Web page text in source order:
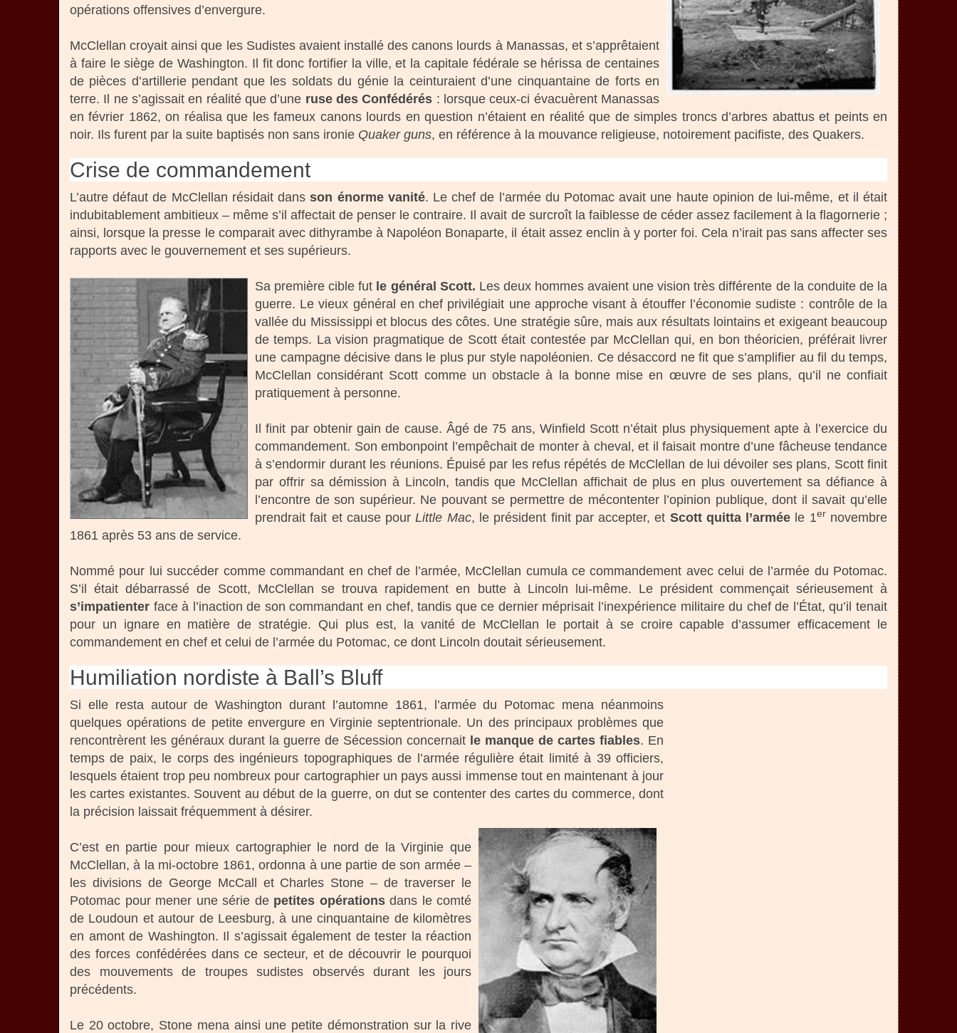
opérations offensives d’envergure.
McClellan croyait ainsi que les Sudistes avaient installé des canons lourds à Manassas, et s’apprêtaient
à faire le siège de Washington. Il fit donc fortifier la ville, et la capitale fédérale se hérissa de centaines
de pièces d’artillerie pendant que les soldats du génie la ceinturaient d’une cinquantaine de forts en
terre. Il ne s’agissait en réalité que d’une ruse des Confédérés : lorsque ceux-ci évacuèrent Manassas
en février 1862, on réalisa que les fameux canons lourds en question n’étaient en réalité que de simples troncs d’arbres abattus et peints en
noir. Ils furent par la suite baptisés non sans ironie Quaker guns, en référence à la mouvance religieuse, notoirement pacifiste, des Quakers.
Crise de commandement
L’autre défaut de McClellan résidait dansson énorme vanité. Le chef de l’armée du Potomac avait une haute opinion de lui-même, et il était
indubitablement ambitieux – même s’il affectait de penser le contraire. Il avait de surcroît la faiblesse de céder assez facilement à la flagornerie ;
ainsi, lorsque la presse le comparait avec dithyrambe à Napoléon Bonaparte, il était assez enclin à y porter foi. Cela n’irait pas sans affecter ses
rapports avec le gouvernement et ses supérieurs.
Sa première cible fut le général Scott. Les deux hommes avaient une vision très différente de la conduite de la
guerre. Le vieux général en chef privilégiait une approche visant à étouffer l’économie sudiste : contrôle de la
vallée du Mississippi et blocus des côtes. Une stratégie sûre, mais aux résultats lointains et exigeant beaucoup
de temps. La vision pragmatique de Scott était contestée par McClellan qui, en bon théoricien, préférait livrer
une campagne décisive dans le plus pur style napoléonien. Ce désaccord ne fit que s’amplifier au fil du temps,
McClellan considérant Scott comme un obstacle à la bonne mise en œuvre de ses plans, qu’il ne confiait
pratiquement à personne.
Il finit par obtenir gain de cause. Âgé de 75 ans, Winfield Scott n’était plus physiquement apte à l’exercice du
commandement. Son embonpoint l’empêchait de monter à cheval, et il faisait montre d’une fâcheuse tendance
à s’endormir durant les réunions. Épuisé par les refus répétés de McClellan de lui dévoiler ses plans, Scott finit
par offrir sa démission à Lincoln, tandis que McClellan affichait de plus en plus ouvertement sa défiance à
l’encontre de son supérieur. Ne pouvant se permettre de mécontenter l’opinion publique, dont il savait qu’elle
prendrait fait et cause pourLittle Mac, le président finit par accepter, et Scott quitta l’armée le 1er novembre
1861 après 53 ans de service.
Nommé pour lui succéder comme commandant en chef de l’armée, McClellan cumula ce commandement avec celui de l’armée du Potomac.
S’il était débarrassé de Scott, McClellan se trouva rapidement en butte à Lincoln lui-même. Le président commençait sérieusement à
s’impatienter face à l’inaction de son commandant en chef, tandis que ce dernier méprisait l’inexpérience militaire du chef de l’État, qu’il tenait
pour un ignare en matière de stratégie. Qui plus est, la vanité de McClellan le portait à se croire capable d’assumer efficacement le
commandement en chef et celui de l’armée du Potomac, ce dont Lincoln doutait sérieusement.
Humiliation nordiste à Ball’s Bluff
Si elle resta autour de Washington durant l’automne 1861, l’armée du Potomac mena néanmoins
quelques opérations de petite envergure en Virginie septentrionale. Un des principaux problèmes que
rencontrèrent les généraux durant la guerre de Sécession concernait le manque de cartes fiables. En
temps de paix, le corps des ingénieurs topographiques de l’armée régulière était limité à 39 officiers,
lesquels étaient trop peu nombreux pour cartographier un pays aussi immense tout en maintenant à jour
les cartes existantes. Souvent au début de la guerre, on dut se contenter des cartes du commerce, dont
la précision laissait fréquemment à désirer.
C’est en partie pour mieux cartographier le nord de la Virginie que
McClellan, à la mi-octobre 1861, ordonna à une partie de son armée –
les divisions de George McCall et Charles Stone – de traverser le
Potomac pour mener une série de petites opérationsdans le comté
de Loudoun et autour de Leesburg, à une cinquantaine de kilomètres
en amont de Washington. Il s’agissait également de tester la réaction
des forces confédérées dans ce secteur, et de découvrir le pourquoi
des mouvements de troupes sudistes observés durant les jours
précédents.
Le 20 octobre, Stone mena ainsi une petite démonstration sur la rive